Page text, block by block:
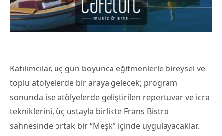
Katılımcılar, üç gün boyunca eğitmenlerle bireysel ve
toplu atölyelerde bir araya gelecek; program
sonunda ise atölyelerde geliştirilen repertuvar ve icra
tekniklerini, üç ustayla birlikte Frans Bistro
sahnesinde ortak bir “Meşk” içinde uygulayacaklar.